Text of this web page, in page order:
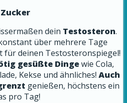
Zucker
dein Testosteron.
über mehrere Tage
für deinen Testosteronspiegel!
gesüßte Dingewie Cola,
Kekse und ähnliches! Auch
genießen, höchstens ein
pro Tag!